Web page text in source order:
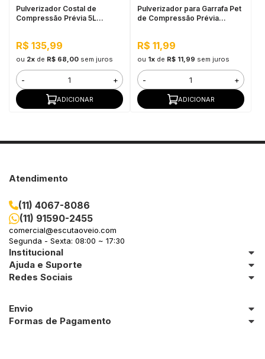
Pulverizador Costal de
Compressão Prévia 5L
R$ 135,99
ou 2xde R$ 68,00 sem juros
- +
ADICIONAR
Pulverizador para Garrafa Pet
de Compressão Prévia
R$ 11,99
ou 1xde R$ 11,99 sem juros
- +
ADICIONAR
Atendimento
(11) 4067-8086
(11) 91590-2455
comercial@escutaoveio.com
Segunda - Sexta: 08:00 ~ 17:30
Institucional
Ajuda e Suporte
Redes Sociais
Envio
Formas de Pagamento